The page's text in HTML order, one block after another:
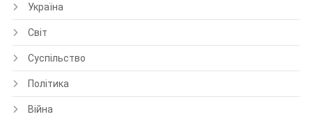
Україна
Світ
Суспільство
Політика
Війна